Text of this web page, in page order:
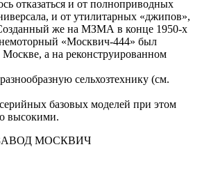
отказаться и от полноприводных
и от утилитарных «джипов»,
же на МЗМА в конце 1950-х
«Москвич-444» был
а на реконструированном
сельхозтехнику (см.
базовых моделей при этом
высокими.